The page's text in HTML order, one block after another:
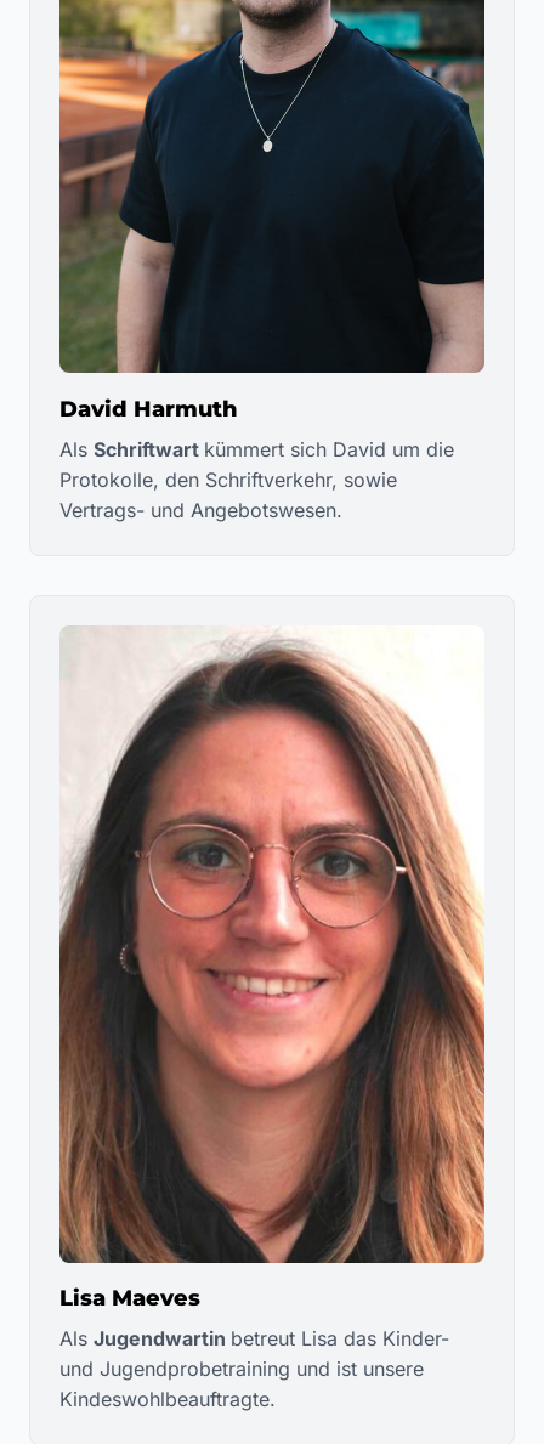
David Harmuth
Als Schriftwart kümmert sich David um die
Protokolle, den Schriftverkehr, sowie
Vertrags- und Angebotswesen.
Lisa Maeves
Als Jugendwartin betreut Lisa das Kinder-
und Jugendprobetraining und ist unsere
Kindeswohlbeauftragte.